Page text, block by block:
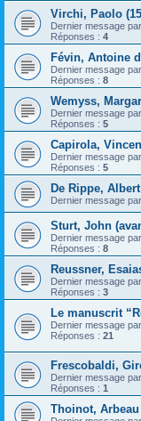
Virchi, Paolo
Dernier message par
Réponses : 4
Févin, Antoine
Dernier message par
Réponses : 8
Wemyss,
Dernier message par
Réponses : 5
Capirola,
Dernier message par
Réponses : 5
De Rippe,
Dernier message par
Sturt, John
Dernier message par
Réponses : 8
Reussner,
Dernier message par
Réponses : 3
Le manuscrit
Dernier message par
Réponses : 21
Frescobaldi,
Dernier message par
Réponses : 1
Thoinot, Arbeau